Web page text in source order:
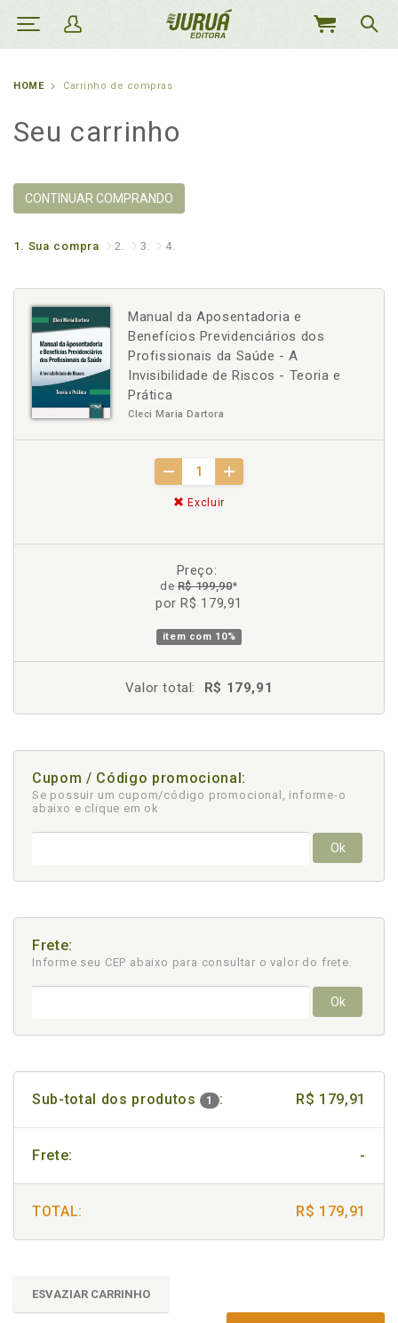
MEU
HOME Carrinho de compras
Seu carrinho
CONTINUAR COMPRANDO
1. Sua compra 2. 3. 4.
Manual da Aposentadoria e
Benefícios Previdenciários dos
Profissionais da Saúde - A
Invisibilidade de Riscos - Teoria e
Prática
Cleci Maria Dartora
Excluir
Preço:
deR$ 199,90*
por R$ 179,91
item com 10%
Valor total: R$ 179,91
Cupom / Código promocional:
Se possuir um cupom/código promocional, informe-o
abaixo e clique em ok
Ok
Frete:
Informe seu CEP abaixo para consultar o valor do frete.
Ok
Sub-total dos produtos 1 : R$ 179,91
Frete: -
TOTAL: R$ 179,91
ESVAZIAR CARRINHO